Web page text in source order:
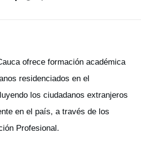
ofrece formación académica
residenciados en el
los ciudadanos extranjeros
en el país, a través de los
Profesional.